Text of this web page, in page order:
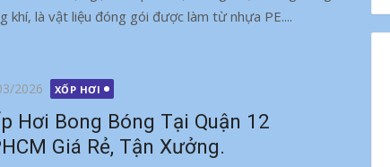
khí, là vật liệu đóng gói được làm từ nhựa PE....
2026 XỐP HƠI
Hơi Bong Bóng Tại Quận 12
Giá Rẻ, Tận Xưởng.